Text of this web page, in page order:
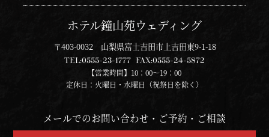
ホテル鐘山苑ウェディング
〒403-0032 山梨県富士吉田市上吉田東9-1-18
TEL:0555-23-1777 FAX:0555-24-5872
【営業時間】10：00～19：00
定休日：火曜日・水曜日（祝祭日を除く）
メールでのお問い合わせ・ご予約・ご相談